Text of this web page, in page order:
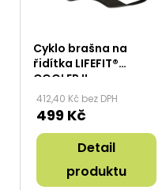
Cyklo brašna na
řidítka LIFEFIT®
COOLER II
412,40 Kč bez DPH
499 Kč
Detail
produktu